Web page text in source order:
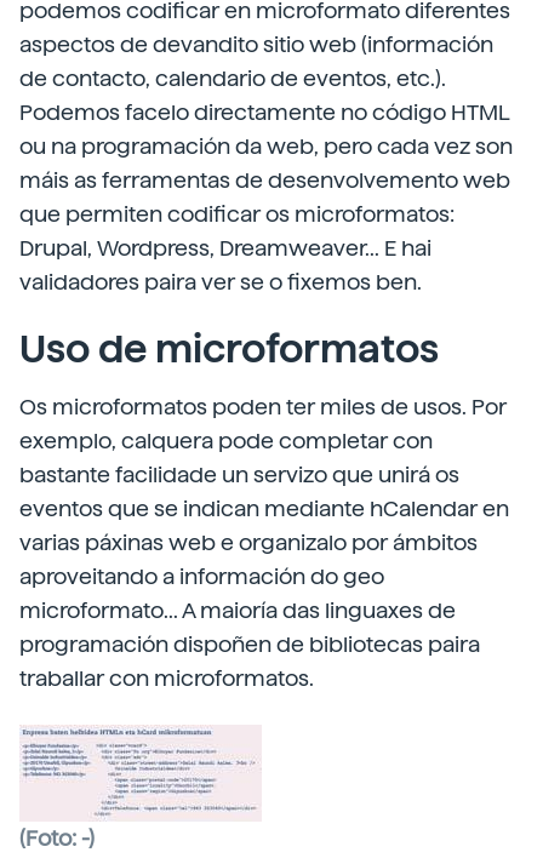
podemos codificar en microformato diferentes
aspectos de devandito sitio web (información
de contacto, calendario de eventos, etc.).
Podemos facelo directamente no código HTML
ou na programación da web, pero cada vez son
máis as ferramentas de desenvolvemento web
que permiten codificar os microformatos:
Drupal, Wordpress, Dreamweaver... E hai
validadores paira ver se o fixemos ben.
Uso de microformatos
Os microformatos poden ter miles de usos. Por
exemplo, calquera pode completar con
bastante facilidade un servizo que unirá os
eventos que se indican mediante hCalendar en
varias páxinas web e organizalo por ámbitos
aproveitando a información do geo
microformato... A maioría das linguaxes de
programación dispoñen de bibliotecas paira
traballar con microformatos.
(Foto: -)